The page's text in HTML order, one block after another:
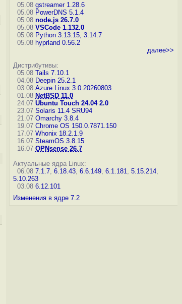
05.08 gstreamer 1.28.6
05.08 PowerDNS 5.1.4
05.08 node.js 26.7.0
05.08 VSCode 1.132.0
05.08 Python 3.13.15, 3.14.7
05.08 hyprland 0.56.2
далее>>
Дистрибутивы:
05.08 Tails 7.10.1
04.08 Deepin 25.2.1
03.08 Azure Linux 3.0.20260803
01.08 NetBSD 11.0
24.07 Ubuntu Touch 24.04 2.0
23.07 Solaris 11.4 SRU94
21.07 Omarchy 3.8.4
19.07 Chrome OS 150.0.7871.150
17.07 Whonix 18.2.1.9
16.07 SteamOS 3.8.15
16.07 OPNsense 26.7
Актуальные ядра Linux:
06.08 7.1.7, 6.18.43, 6.6.149, 6.1.181, 5.15.214,
5.10.263
03.08 6.12.101
Изменения в ядре 7.2